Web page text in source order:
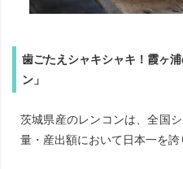
歯ごたえシャキシャキ！霞ヶ
ン」
茨城県産のレンコンは、全国
量・産出額において日本一を誇